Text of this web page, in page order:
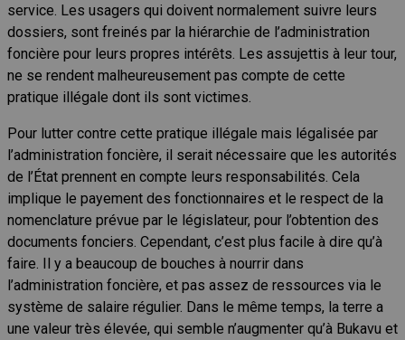
service. Les usagers qui doivent normalement suivre leurs
dossiers, sont freinés par la hiérarchie de l’administration
foncière pour leurs propres intérêts. Les assujettis à leur tour,
ne se rendent malheureusement pas compte de cette
pratique illégale dont ils sont victimes.
Pour lutter contre cette pratique illégale mais légalisée par
l’administration foncière, il serait nécessaire que les autorités
de l’État prennent en compte leurs responsabilités. Cela
implique le payement des fonctionnaires et le respect de la
nomenclature prévue par le législateur, pour l’obtention des
documents fonciers. Cependant, c’est plus facile à dire qu’à
faire. Il y a beaucoup de bouches à nourrir dans
l’administration foncière, et pas assez de ressources via le
système de salaire régulier. Dans le même temps, la terre a
une valeur très élevée, qui semble n’augmenter qu’à Bukavu et